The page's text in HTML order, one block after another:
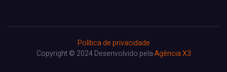
Política de privacidade
Copyright © 2024 Desenvolvido pelaAgência X3